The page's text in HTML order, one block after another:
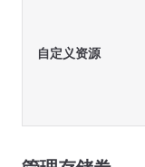
自定义资源